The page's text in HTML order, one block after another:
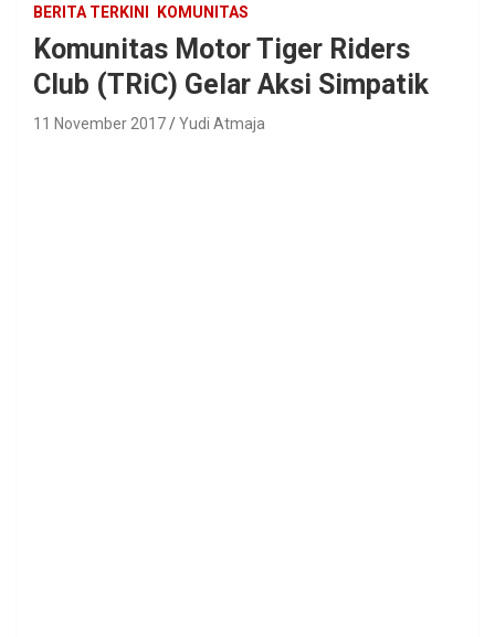
BERITA TERKINI KOMUNITAS
Komunitas Motor Tiger Riders
Club (TRiC) Gelar Aksi Simpatik
11 November 2017 Yudi Atmaja